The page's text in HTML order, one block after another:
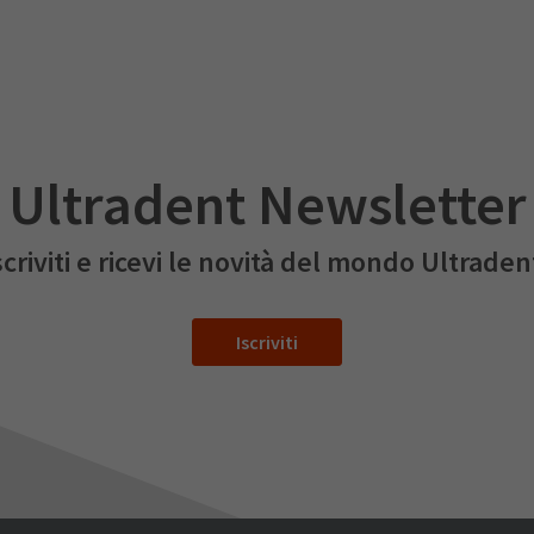
Ultradent Newsletter
e ricevi le novità del mondo
Iscriviti